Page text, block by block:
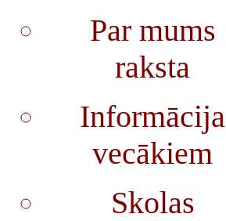
Par mums
raksta
Informācija
vecākiem
Skolas